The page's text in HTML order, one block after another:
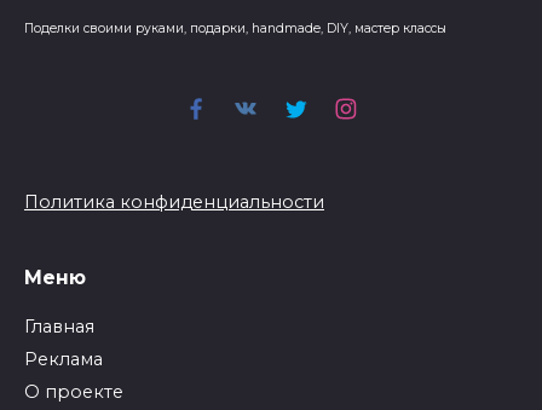
Поделки своими руками, подарки, handmade, DIY, мастер классы
Политика конфиденциальности
Меню
Главная
Реклама
О проекте